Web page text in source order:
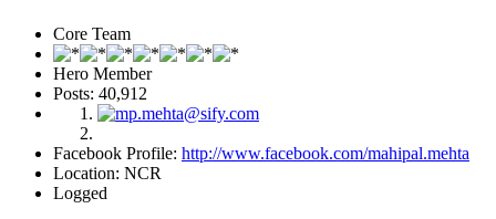
Core Team
Hero Member
Posts: 40,912
Facebook Profile: http://www.facebook.com/mahipal.mehta
Location: NCR
Logged